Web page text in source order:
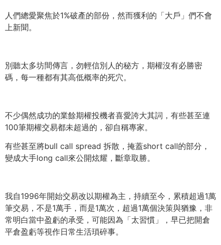
人們總愛聚焦於1%破產的部份，然而獲利的「大戶」 們不會
上新聞。
別聽太多坊間傳言，勿輕信別人的秘方，期權沒有必勝密
碼， 每一種都有其高低概率的死穴。
不少偶然成功的業餘期權投機者喜愛誇大其詞， 有些甚至連
100筆期權交易都未超過的，卻自稱專家。
有些甚至將bull call spread 拆散，掩蓋short call的部分，
變成大手long call來公開炫耀，斷章取勝。
我自1996年開始交易改以期權為主，持續至今， 累積超過1萬
筆交易，不是1萬手，而是1萬次， 超過1萬個決策與猶豫，非
常明白當中盈虧的承受，可能因為「太習慣」，早已把開倉
平倉盈虧等視作日常生活瑣碎事。